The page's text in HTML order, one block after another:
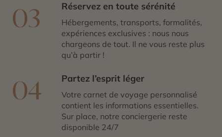
03 Réservez en toute sérénité
Hébergements, transports, formalités,
expériences exclusives : nous nous
chargeons de tout. Il ne vous reste plus
qu’à partir !
04 Partez l’esprit léger
Votre carnet de voyage personnalisé
contient les informations essentielles.
Sur place, notre conciergerie reste
disponible 24/7